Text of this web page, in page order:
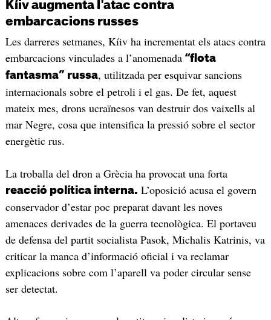
Kíiv augmenta l'atac contra
embarcacions russes
Les darreres setmanes, Kíiv ha incrementat els atacs contra
embarcacions vinculades a l’anomenada“flota
fantasma” russa, utilitzada per esquivar sancions
internacionals sobre el petroli i el gas. De fet, aquest
mateix mes, drons ucraïnesos van destruir dos vaixells al
mar Negre, cosa que intensifica la pressió sobre el sector
energètic rus.
La troballa del dron a Grècia ha provocat una forta
reacció política interna. L’oposició acusa el govern
conservador d’estar poc preparat davant les noves
amenaces derivades de la guerra tecnològica. El portaveu
de defensa del partit socialista Pasok, Michalis Katrinis, va
criticar la manca d’informació oficial i va reclamar
explicacions sobre com l’aparell va poder circular sense
ser detectat.